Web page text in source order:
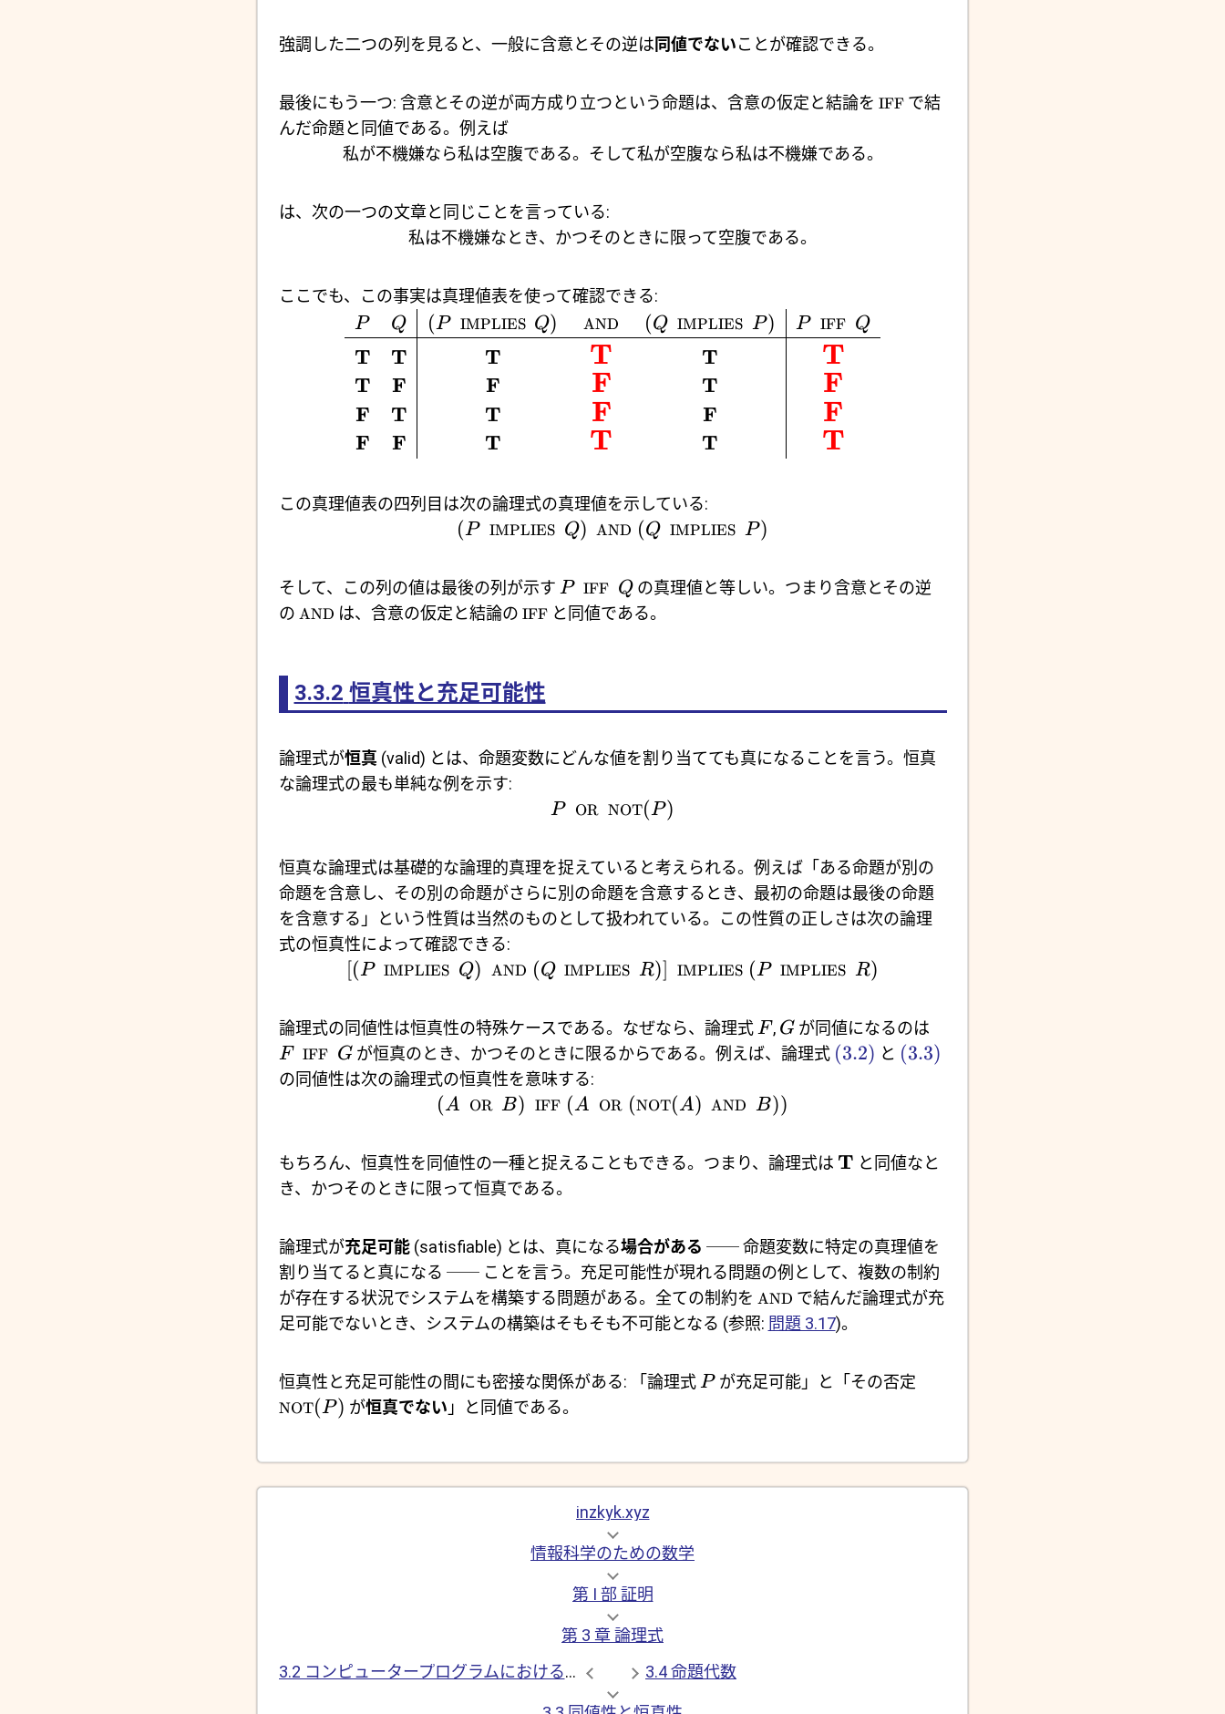
強調した二つの列を見ると、一般に含意とその逆は同値でないことが確認できる。
最後にもう一つ: 含意とその逆が両方成り立つという命題は、含意の仮定と結論を IFFで結
んだ命題と同値である。例えば
私が不機嫌なら私は空腹である。そして私が空腹なら私は不機嫌である。
は、次の一つの文章と同じことを言っている:
私は不機嫌なとき、かつそのときに限って空腹である。
ここでも、この事実は真理値表を使って確認できる:
P
T
T
F
F
Q
T
F
T
F
(P IMPLIES Q)
T
F
T
T
AND
(
T
F
F
T
(Q IMPLIES P)
T
T
F
T
P IFF Q
T
F
F
T
この真理値表の四列目は次の論理式の真理値を示している:
(P IMPLIES Q) AND (Q IMPLIES P)
そして、この列の値は最後の列が示す P IFF Qの真理値と等しい。つまり含意とその逆
の AND は、含意の仮定と結論の IFFと同値である。
3.3.2 恒真性と充足可能性
論理式が恒真 (valid) とは、命題変数にどんな値を割り当てても真になることを言う。恒真
な論理式の最も単純な例を示す:
P
OR NOT(P)
恒真な論理式は基礎的な論理的真理を捉えていると考えられる。例えば「ある命題が別の
命題を含意し、その別の命題がさらに別の命題を含意するとき、最初の命題は最後の命題
を含意する」という性質は当然のものとして扱われている。この性質の正しさは次の論理
式の恒真性によって確認できる:
[(P IMPLIES Q) AND (Q IMPLIES R)] IMPLIES (P IMPLIES R)
論理式の同値性は恒真性の特殊ケースである。なぜなら、論理式F, Gが同値になるのは
F
IFF Gが恒真のとき、かつそのときに限るからである。例えば、論理式 (3.2) と (3.3)
の同値性は次の論理式の恒真性を意味する:
(A OR B) IFF (A OR (NOT(A) AND B))
もちろん、恒真性を同値性の一種と捉えることもできる。つまり、論理式は T と同値なと
き、かつそのときに限って恒真である。
論理式が充足可能(satisfiable) とは、真になる場合がある ── 命題変数に特定の真理値を
割り当てると真になる ── ことを言う。充足可能性が現れる問題の例として、複数の制約
が存在する状況でシステムを構築する問題がある。全ての制約を AND で結んだ論理式が充
足可能でないとき、システムの構築はそもそも不可能となる (参照: 問題 3.17)。
恒真性と充足可能性の間にも密接な関係がある: 「論理式Pが充足可能」と「その否定
NOT(P) が恒真でない 」と同値である。
inzkyk.xyz
情報科学のための数学
第 I 部 証明
第 3 章 論理式
3.2 コンピュータープログラムにおける命題論理
3.4 命題代数